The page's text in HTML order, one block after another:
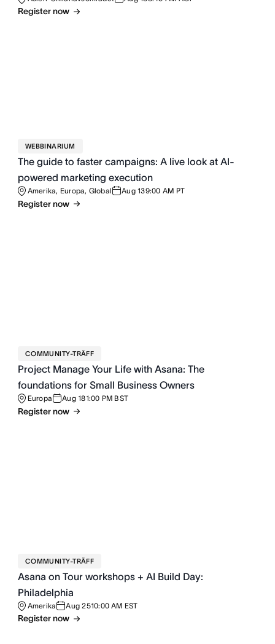
Register now
WEBBINARIUM
The guide to faster campaigns: A live look at AI-
powered marketing execution
Amerika, Europa, Global Aug 139:00 AM PT
Register now
COMMUNITY-TRÄFF
Project Manage Your Life with Asana: The
foundations for Small Business Owners
Europa Aug 181:00 PM BST
Register now
COMMUNITY-TRÄFF
Asana on Tour workshops + AI Build Day:
Philadelphia
Amerika Aug 2510:00 AM EST
Register now